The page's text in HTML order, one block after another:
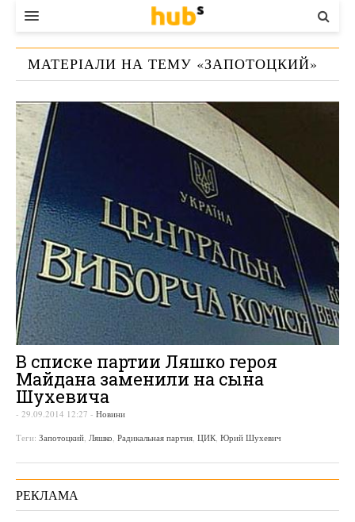
ВЛАДА
ЕКОНОМІКА
БІЗНЕС
СТАРТЕР
КОНТАКТИ
МАТЕРІАЛИ НА ТЕМУ «ЗАПОТОЦКИЙ»
В списке партии Ляшко героя
Майдана заменили на сына
Шухевича
- 29.09.2014 12:27 - Новини
Теги: Запотоцкий Ляшко Радикальная партия ЦИК Юрий Шухевич
РЕКЛАМА